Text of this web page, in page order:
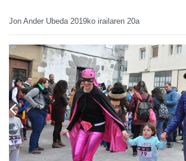
Jon Ander Ubeda 2019ko irailaren 20a